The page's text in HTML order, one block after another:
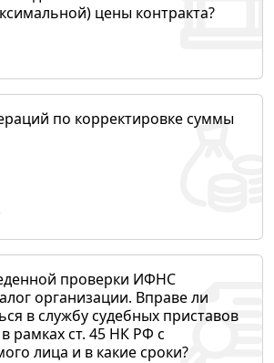
цены контракта?
по корректировке суммы
проверки ИФНС
организации. Вправе ли
в службу судебных приставов
рамках ст. 45 НК РФ с
лица и в какие сроки?